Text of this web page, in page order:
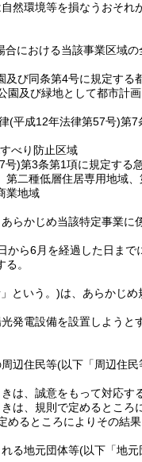
然環境等を損なうおそ
における当該事業区域
及び同条第4号に規定する
園及び緑地として都市計
(平成12年法律第57号)第7
べり防止区域
号)第3条第1項に規定する
二種低層住居専用地域
業地域
らかじめ当該特定事業に
から6月を経過した日ま
。
という。)は、あらかじ
発電設備を設置しようと
辺住民等(以下「周辺住民
は、誠意をもって対応す
、規則で定めるところ
るところによりその結
る地元団体等(以下「地元